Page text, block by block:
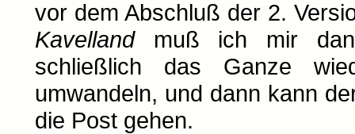
vor dem Abschluß der 2.
Kavellandmuß ich mir
schließlich das Ganze
umwandeln, und dann kann
die Post gehen.